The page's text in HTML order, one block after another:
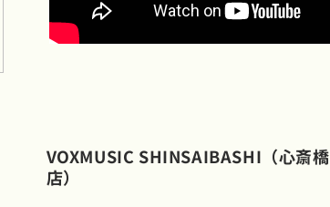
VOXMUSIC SHINSAIBASHI（心斎橋
店）